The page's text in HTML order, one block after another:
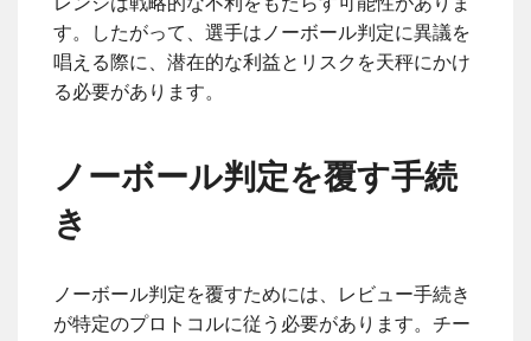
す。したがって、選手はノーボール判定に異議を
唱える際に、潜在的な利益とリスクを天秤にかけ
る必要があります。
ノーボール判定を覆す手続
き
ノーボール判定を覆すためには、レビュー手続き
が特定のプロトコルに従う必要があります。チー